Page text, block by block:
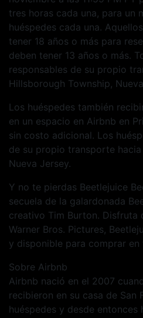
tres horas cada una, para un
huéspedes cada una.
tener 18 años o más para
deben tener 13 años o más.
responsables de su propio
Hillsborough Township,
Los huéspedes también
en un espacio en Airbnb en
sin costo adicional. Los
de su propio transporte
Nueva Jersey.
Y no te pierdas Beetlejuice
secuela de la galardonada
creativo Tim Burton. Disfruta
Warner Bros. Pictures,
y disponible para comprar
Sobre Airbnb
Airbnb nació en el 2007
recibieron en su casa de San
huéspedes y desde entonces